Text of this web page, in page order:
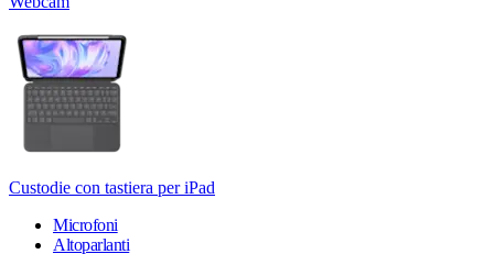
Custodie con tastiera per iPad
Microfoni
Altoparlanti